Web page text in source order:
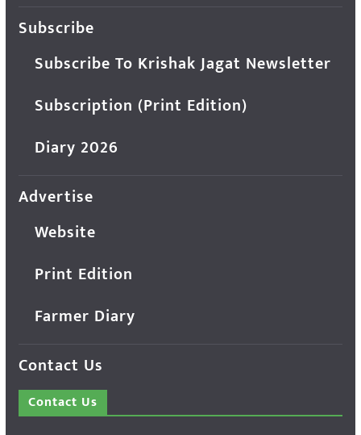
Subscribe
Subscribe To Krishak Jagat Newsletter
Subscription (Print Edition)
Diary 2026
Advertise
Website
Print Edition
Farmer Diary
Contact Us
Contact Us